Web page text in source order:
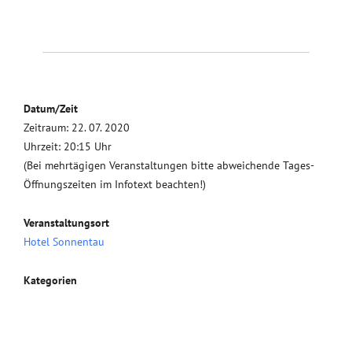
Datum/Zeit
Zeitraum: 22. 07. 2020
Uhrzeit: 20:15 Uhr
(Bei mehrtägigen Veranstaltungen bitte abweichende Tages-
Öffnungszeiten im Infotext beachten!)
Veranstaltungsort
Hotel Sonnentau
Kategorien